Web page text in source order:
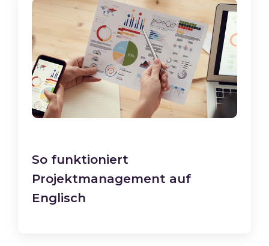
So funktioniert
Projektmanagement auf
Englisch